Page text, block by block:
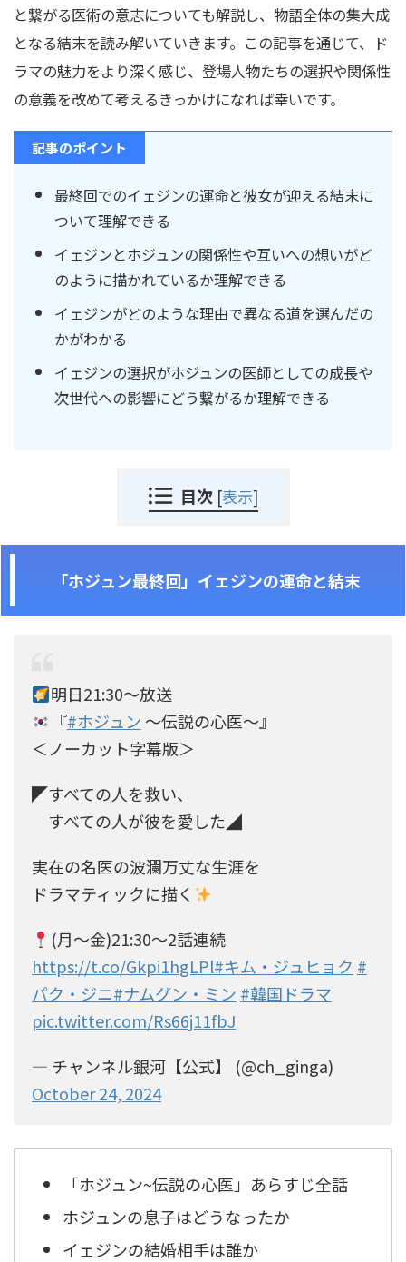
と繋がる医術の意志についても解説し、物語全体の集大成
となる結末を読み解いていきます。この記事を通じて、ド
ラマの魅力をより深く感じ、登場人物たちの選択や関係性
の意義を改めて考えるきっかけになれば幸いです。
記事のポイント
最終回でのイェジンの運命と彼女が迎える結末に
ついて理解できる
イェジンとホジュンの関係性や互いへの想いがど
のように描かれているか理解できる
イェジンがどのような理由で異なる道を選んだの
かがわかる
イェジンの選択がホジュンの医師としての成長や
次世代への影響にどう繋がるか理解できる
目次 [表示]
「ホジュン最終回」イェジンの運命と結末
明日21:30～放送
『#ホジュン ～伝説の心医～』
＜ノーカット字幕版＞
◤すべての人を救い、
すべての人が彼を愛した◢
実在の名医の波瀾万丈な生涯を
ドラマティックに描く
(月～金)21:30～2話連続
https://t.co/Gkpi1hgLPl#キム・ジュヒョク #
パク・ジニ#ナムグン・ミン #韓国ドラマ
pic.twitter.com/Rs66j11fbJ
— チャンネル銀河【公式】 (@ch_ginga)
October 24, 2024
「ホジュン~伝説の心医」あらすじ全話
ホジュンの息子はどうなったか
イェジンの結婚相手は誰か